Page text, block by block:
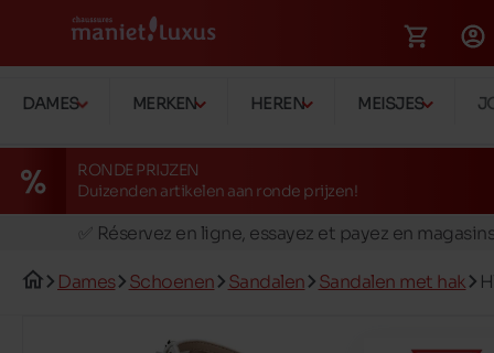
DAMES MERKEN HEREN MEISJES
RONDE PRIJZEN
Duizenden artikelen aan ronde prijzen!
🚛 Livraison gratuite en magasins
✅ Réservez en ligne, essayez et payez en
Dames Schoenen Sandalen Sandalen met hak